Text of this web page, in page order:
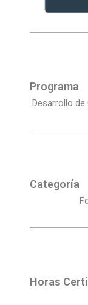
Programa
Desarrollo
Categoría
Horas